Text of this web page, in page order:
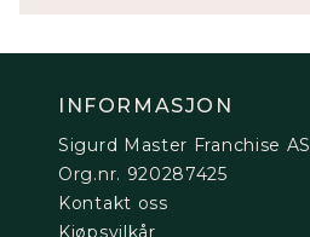
INFORMASJON
Sigurd Master Franchise AS
Org.nr. 920287425
Kontakt oss
Kjøpsvilkår